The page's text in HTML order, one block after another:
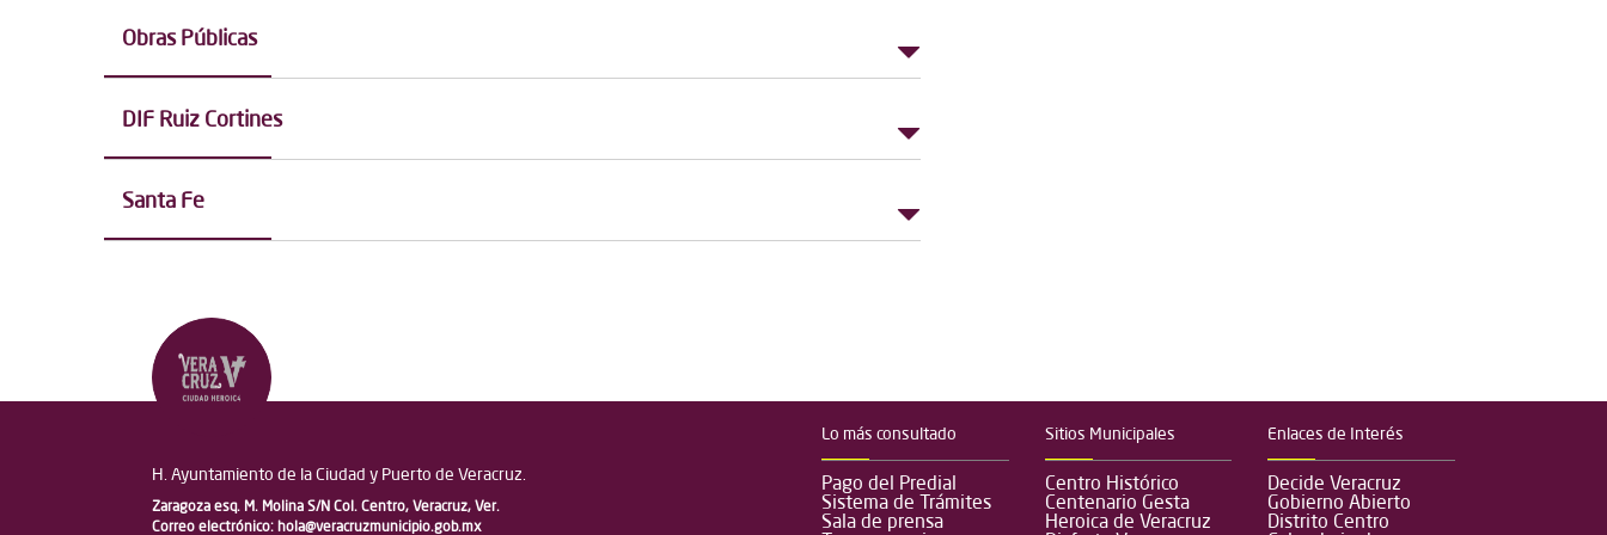
Obras Públicas
DIF Ruiz Cortines
Santa Fe
H. Ayuntamiento de la Ciudad y Puerto de Veracruz.
Zaragoza esq. M. Molina S/N Col. Centro, Veracruz, Ver.
Correo electrónico: hola@veracruzmunicipio.gob.mx
Lo más consultado
Pago del Predial
Sistema de Trámites
Sala de prensa
Sitios Municipales
Centro Histórico
Centenario Gesta
Heroica de Veracruz
Enlaces de Interés
Decide Veracruz
Gobierno Abierto
Distrito Centro